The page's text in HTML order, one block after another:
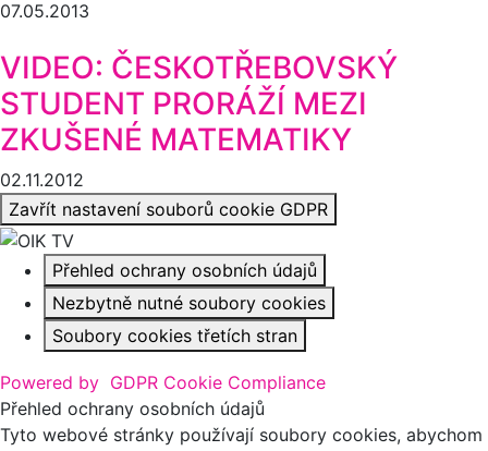
07.05.2013
VIDEO: ČESKOTŘEBOVSKÝ
STUDENT PRORÁŽÍ MEZI
ZKUŠENÉ MATEMATIKY
02.11.2012
Zavřít nastavení souborů cookie GDPR
Přehled ochrany osobních údajů
Nezbytně nutné soubory cookies
Soubory cookies třetích stran
Powered by GDPR Cookie Compliance
Přehled ochrany osobních údajů
Tyto webové stránky používají soubory cookies, abychom